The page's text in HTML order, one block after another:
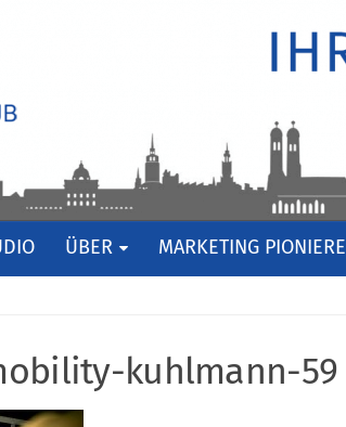
ÜBER MARKETING PIONIERE
kuhlmann-59